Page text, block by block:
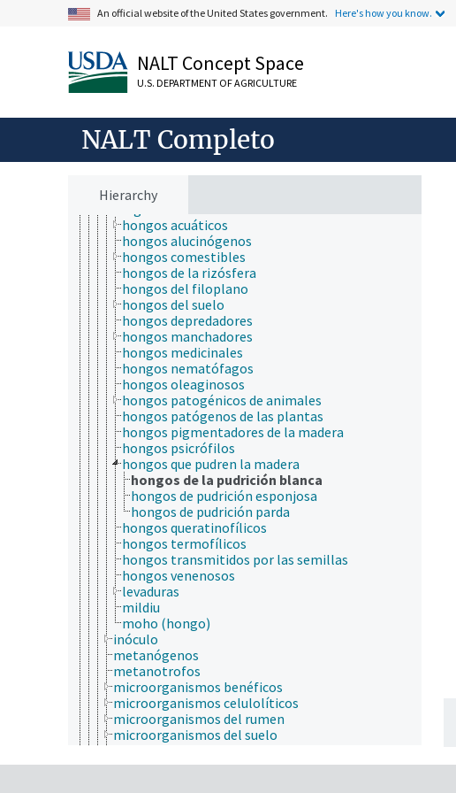
An official website of the United States government. Here's how you know.
NALT Concept Space
U.S. DEPARTMENT OF AGRICULTURE
NALT Completo
Hierarchy
actividad microbial
carga microbiana
contaminación microbiana
fisiología microbial
microbiología del agua
microbiología industrial
microbiología predictiva
microorganismos
cianobacterias fijadoras de nitrógeno
hongos acuáticos
hongos alucinógenos
hongos comestibles
hongos de la rizósfera
hongos del filoplano
hongos del suelo
hongos depredadores
hongos manchadores
hongos medicinales
hongos nematófagos
hongos oleaginosos
hongos patogénicos de animales
hongos patógenos de las plantas
hongos pigmentadores de la madera
hongos psicrófilos
hongos que pudren la madera
hongos de la pudrición blanca
hongos de pudrición esponjosa
hongos de pudrición parda
hongos queratinofílicos
hongos termofílicos
hongos transmitidos por las semillas
hongos venenosos
levaduras
mildiu
moho (hongo)
inóculo
metanógenos
metanotrofos
microorganismos benéficos
microorganismos celulolíticos
microorganismos del rumen
microorganismos del suelo
microorganismos fastidiosos